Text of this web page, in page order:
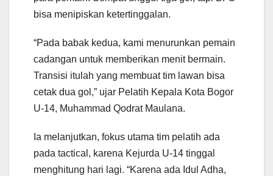
bisa menipiskan ketertinggalan.
“Pada babak kedua, kami menurunkan pemain
cadangan untuk memberikan menit bermain.
Transisi itulah yang membuat tim lawan bisa
cetak dua gol,” ujar Pelatih Kepala Kota Bogor
U-14, Muhammad Qodrat Maulana.
Ia melanjutkan, fokus utama tim pelatih ada
pada tactical, karena Kejurda U-14 tinggal
menghitung hari lagi. “Karena ada Idul Adha,